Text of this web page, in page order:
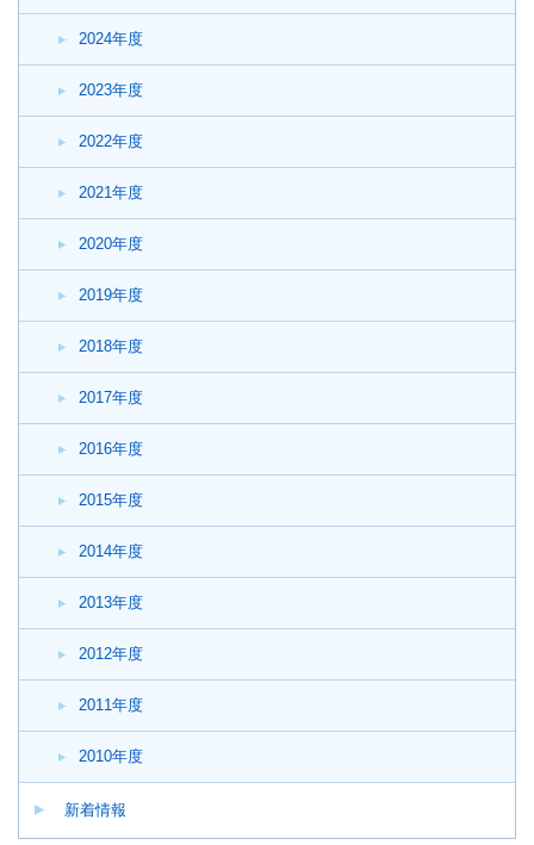
2024年度
2023年度
2022年度
2021年度
2020年度
2019年度
2018年度
2017年度
2016年度
2015年度
2014年度
2013年度
2012年度
2011年度
2010年度
新着情報